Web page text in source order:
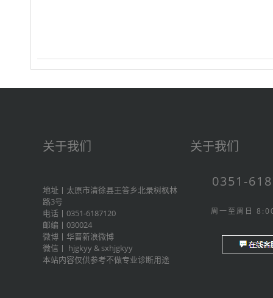
关于我们
地址丨太原市清徐县王答乡北录树枫林
路3号
电话丨0351-6187120
邮编丨030024
微博丨 华晋新浪微博
微信丨 hjgkyy & sxhjgkyy
本站内容仅供参考不做专业诊断用途
关于我们
0351-
周一至周日